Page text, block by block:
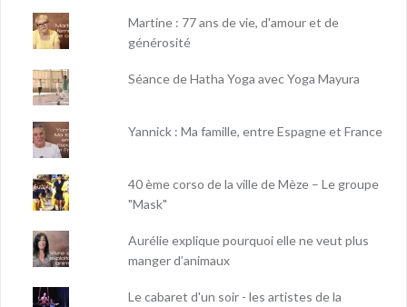
Martine : 77 ans de vie, d'amour et de
générosité
Séance de Hatha Yoga avec Yoga Mayura
Yannick : Ma famille, entre Espagne et France
40 ème corso de la ville de Mèze – Le groupe
"Mask"
Aurélie explique pourquoi elle ne veut plus
manger d’animaux
Le cabaret d'un soir - les artistes de la